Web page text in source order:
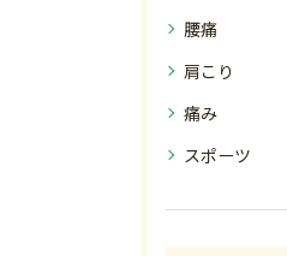
腰痛
肩こり
痛み
スポーツ